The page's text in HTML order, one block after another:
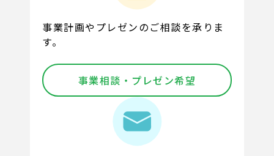
事業計画やプレゼンのご相談を承りま
す。
事業相談・プレゼン希望